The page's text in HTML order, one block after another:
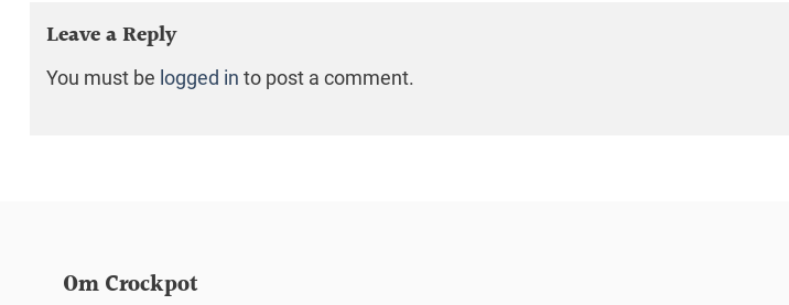
Leave a Reply
You must be logged in to post a comment.
Om Crockpot